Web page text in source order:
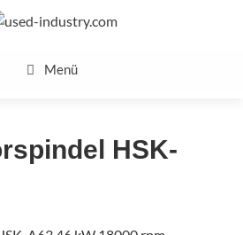
Menü
HSK-